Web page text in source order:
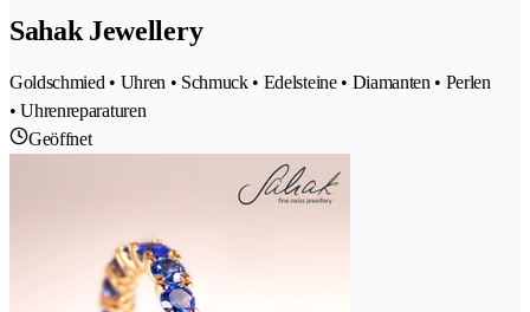
Sahak Jewellery
Goldschmied • Uhren • Schmuck • Edelsteine • Diamanten • Perlen
• Uhrenreparaturen
Geöffnet